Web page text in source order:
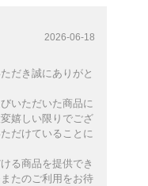
2026-06-18
だき誠にありがと
いただいた商品に
嬉しい限りでござ
だけていることに
る商品を提供でき
たのご利用をお待